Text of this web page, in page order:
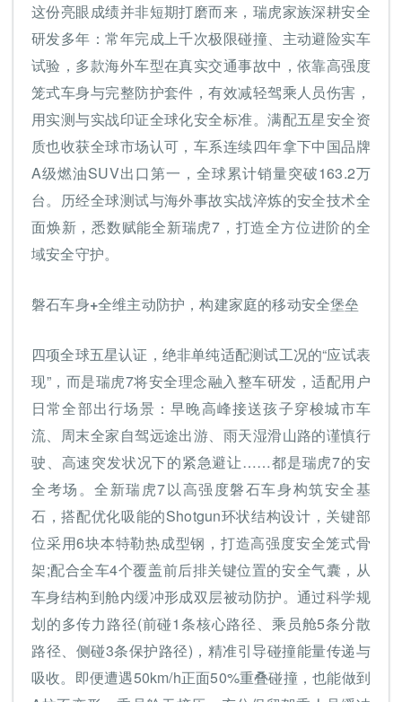
这份亮眼成绩并非短期打磨而来，瑞虎家族深耕安全
研发多年：常年完成上千次极限碰撞、主动避险实车
试验，多款海外车型在真实交通事故中，依靠高强度
笼式车身与完整防护套件，有效减轻驾乘人员伤害，
用实测与实战印证全球化安全标准。满配五星安全资
质也收获全球市场认可，车系连续四年拿下中国品牌
A级燃油SUV出口第一，全球累计销量突破163.2万
台。历经全球测试与海外事故实战淬炼的安全技术全
面焕新，悉数赋能全新瑞虎7，打造全方位进阶的全
域安全守护。
磐石车身+全维主动防护 ，构建家庭的移动安全堡垒
四项全球五星认证，绝非单纯适配测试工况的“应试表
现”，而是瑞虎7将安全理念融入整车研发，适配用户
日常全部出行场景：早晚高峰接送孩子穿梭城市车
流、周末全家自驾远途出游、雨天湿滑山路的谨慎行
驶、高速突发状况下的紧急避让……都是瑞虎7的安
全考场。全新瑞虎7以高强度磐石车身构筑安全基
石，搭配优化吸能的Shotgun环状结构设计，关键部
位采用6块本特勒热成型钢，打造高强度安全笼式骨
架;配合全车4个覆盖前后排关键位置的安全气囊，从
车身结构到舱内缓冲形成双层被动防护。通过科学规
划的多传力路径(前碰1条核心路径、乘员舱5条分散
路径、侧碰3条保护路径)，精准引导碰撞能量传递与
吸收。即便遭遇50km/h正面50%重叠碰撞，也能做到